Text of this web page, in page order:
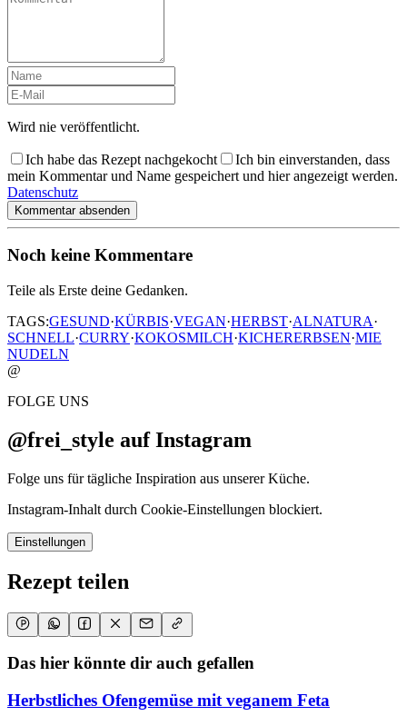
Wird nie veröffentlicht.
Ich habe das Rezept nachgekocht
Ich bin einverstanden, dass
mein Kommentar und Name gespeichert und hier angezeigt werden.
Datenschutz
Kommentar absenden
Noch keine Kommentare
Teile als Erste deine Gedanken.
TAGS:GESUND·KÜRBIS·VEGAN·HERBST·ALNATURA·
SCHNELL·CURRY·KOKOSMILCH·KICHERERBSEN·MIE
NUDELN
@
FOLGE UNS
@frei_style auf Instagram
Folge uns für tägliche Inspiration aus unserer Küche.
Instagram-Inhalt durch Cookie-Einstellungen blockiert.
Einstellungen
Rezept teilen
Das hier könnte dir auch gefallen
Herbstliches Ofengemüse mit veganem Feta